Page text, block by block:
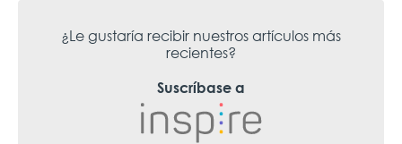
¿Le gustaría recibir nuestros artículos más
recientes?
Suscríbase a